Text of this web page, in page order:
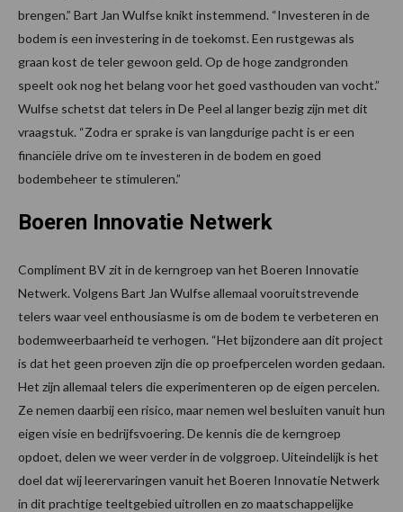
brengen.” Bart Jan Wulfse knikt instemmend. “Investeren in de
bodem is een investering in de toekomst. Een rustgewas als
graan kost de teler gewoon geld. Op de hoge zandgronden
speelt ook nog het belang voor het goed vasthouden van vocht.”
Wulfse schetst dat telers in De Peel al langer bezig zijn met dit
vraagstuk. “Zodra er sprake is van langdurige pacht is er een
financiële drive om te investeren in de bodem en goed
bodembeheer te stimuleren.”
Boeren Innovatie Netwerk
Compliment BV zit in de kerngroep van het Boeren Innovatie
Netwerk. Volgens Bart Jan Wulfse allemaal vooruitstrevende
telers waar veel enthousiasme is om de bodem te verbeteren en
bodemweerbaarheid te verhogen. “Het bijzondere aan dit project
is dat het geen proeven zijn die op proefpercelen worden gedaan.
Het zijn allemaal telers die experimenteren op de eigen percelen.
Ze nemen daarbij een risico, maar nemen wel besluiten vanuit hun
eigen visie en bedrijfsvoering. De kennis die de kerngroep
opdoet, delen we weer verder in de volggroep. Uiteindelijk is het
doel dat wij leerervaringen vanuit het Boeren Innovatie Netwerk
in dit prachtige teeltgebied uitrollen en zo maatschappelijke